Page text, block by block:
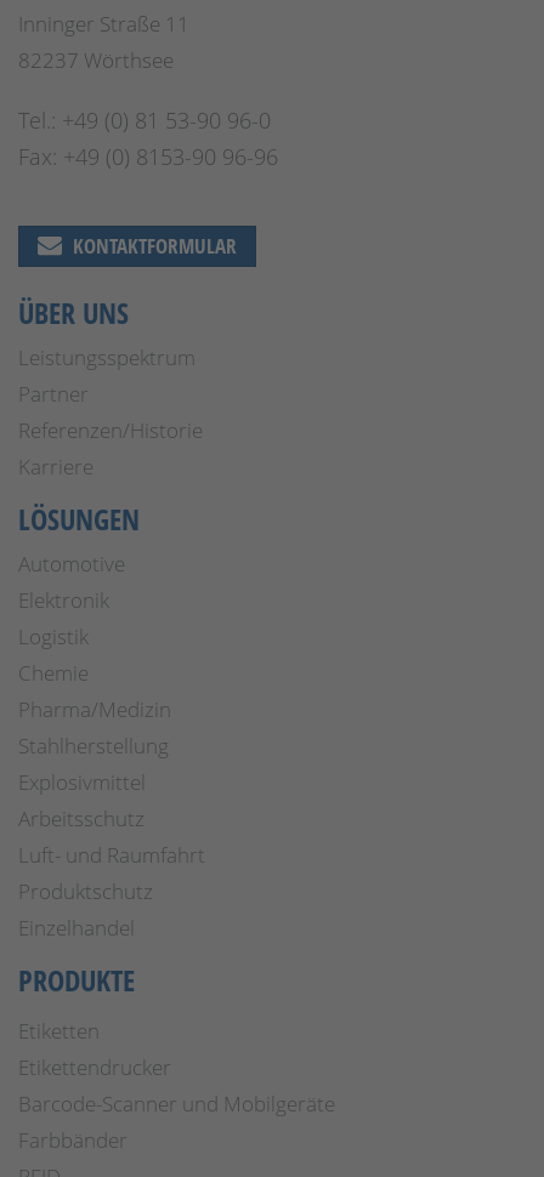
Inninger Straße 11
82237 Wörthsee
Tel.: +49 (0) 81 53-90 96-0
Fax: +49 (0) 8153-90 96-96
KONTAKTFORMULAR
ÜBER UNS
Leistungsspektrum
Partner
Referenzen/Historie
Karriere
LÖSUNGEN
Automotive
Elektronik
Logistik
Chemie
Pharma/Medizin
Stahlherstellung
Explosivmittel
Arbeitsschutz
Luft- und Raumfahrt
Produktschutz
Einzelhandel
PRODUKTE
Etiketten
Etikettendrucker
Barcode-Scanner und Mobilgeräte
Farbbänder